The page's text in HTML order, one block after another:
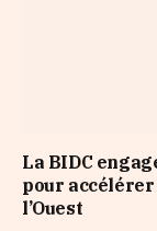
La BIDC
pour
l’Ouest